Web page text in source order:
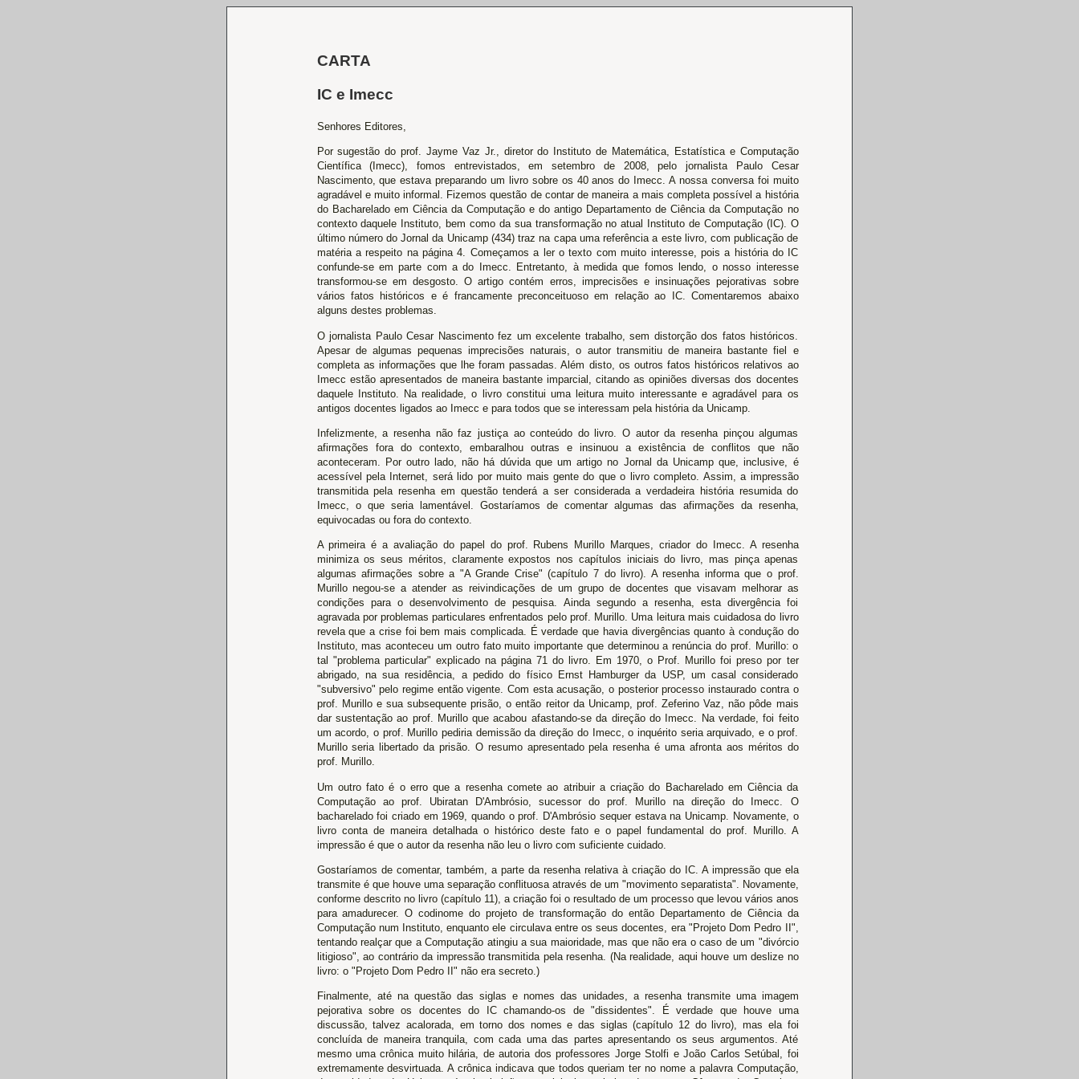
CARTA
IC e Imecc
Senhores Editores,
Por sugestão do prof. Jayme Vaz Jr., diretor do Instituto de Matemática, Estatística e Computação
Científica (Imecc), fomos entrevistados, em setembro de 2008, pelo jornalista Paulo Cesar
Nascimento, que estava preparando um livro sobre os 40 anos do Imecc. A nossa conversa foi muito
agradável e muito informal. Fizemos questão de contar de maneira a mais completa possível a história
do Bacharelado em Ciência da Computação e do antigo Departamento de Ciência da Computação no
contexto daquele Instituto, bem como da sua transformação no atual Instituto de Computação (IC). O
último número do Jornal da Unicamp (434) traz na capa uma referência a este livro, com publicação de
matéria a respeito na página 4. Começamos a ler o texto com muito interesse, pois a história do IC
confunde-se em parte com a do Imecc. Entretanto, à medida que fomos lendo, o nosso interesse
transformou-se em desgosto. O artigo contém erros, imprecisões e insinuações pejorativas sobre
vários fatos históricos e é francamente preconceituoso em relação ao IC. Comentaremos abaixo
alguns destes problemas.
O jornalista Paulo Cesar Nascimento fez um excelente trabalho, sem distorção dos fatos históricos.
Apesar de algumas pequenas imprecisões naturais, o autor transmitiu de maneira bastante fiel e
completa as informações que lhe foram passadas. Além disto, os outros fatos históricos relativos ao
Imecc estão apresentados de maneira bastante imparcial, citando as opiniões diversas dos docentes
daquele Instituto. Na realidade, o livro constitui uma leitura muito interessante e agradável para os
antigos docentes ligados ao Imecc e para todos que se interessam pela história da Unicamp.
Infelizmente, a resenha não faz justiça ao conteúdo do livro. O autor da resenha pinçou algumas
afirmações fora do contexto, embaralhou outras e insinuou a existência de conflitos que não
aconteceram. Por outro lado, não há dúvida que um artigo no Jornal da Unicamp que, inclusive, é
acessível pela Internet, será lido por muito mais gente do que o livro completo. Assim, a impressão
transmitida pela resenha em questão tenderá a ser considerada a verdadeira história resumida do
Imecc, o que seria lamentável. Gostaríamos de comentar algumas das afirmações da resenha,
equivocadas ou fora do contexto.
A primeira é a avaliação do papel do prof. Rubens Murillo Marques, criador do Imecc. A resenha
minimiza os seus méritos, claramente expostos nos capítulos iniciais do livro, mas pinça apenas
algumas afirmações sobre a "A Grande Crise" (capítulo 7 do livro). A resenha informa que o prof.
Murillo negou-se a atender as reivindicações de um grupo de docentes que visavam melhorar as
condições para o desenvolvimento de pesquisa. Ainda segundo a resenha, esta divergência foi
agravada por problemas particulares enfrentados pelo prof. Murillo. Uma leitura mais cuidadosa do livro
revela que a crise foi bem mais complicada. É verdade que havia divergências quanto à condução do
Instituto, mas aconteceu um outro fato muito importante que determinou a renúncia do prof. Murillo: o
tal "problema particular" explicado na página 71 do livro. Em 1970, o Prof. Murillo foi preso por ter
abrigado, na sua residência, a pedido do físico Ernst Hamburger da USP, um casal considerado
"subversivo" pelo regime então vigente. Com esta acusação, o posterior processo instaurado contra o
prof. Murillo e sua subsequente prisão, o então reitor da Unicamp, prof. Zeferino Vaz, não pôde mais
dar sustentação ao prof. Murillo que acabou afastando-se da direção do Imecc. Na verdade, foi feito
um acordo, o prof. Murillo pediria demissão da direção do Imecc, o inquérito seria arquivado, e o prof.
Murillo seria libertado da prisão. O resumo apresentado pela resenha é uma afronta aos méritos do
prof. Murillo.
Um outro fato é o erro que a resenha comete ao atribuir a criação do Bacharelado em Ciência da
Computação ao prof. Ubiratan D'Ambrósio, sucessor do prof. Murillo na direção do Imecc. O
bacharelado foi criado em 1969, quando o prof. D'Ambrósio sequer estava na Unicamp. Novamente, o
livro conta de maneira detalhada o histórico deste fato e o papel fundamental do prof. Murillo. A
impressão é que o autor da resenha não leu o livro com suficiente cuidado.
Gostaríamos de comentar, também, a parte da resenha relativa à criação do IC. A impressão que ela
transmite é que houve uma separação conflituosa através de um "movimento separatista". Novamente,
conforme descrito no livro (capítulo 11), a criação foi o resultado de um processo que levou vários anos
para amadurecer. O codinome do projeto de transformação do então Departamento de Ciência da
Computação num Instituto, enquanto ele circulava entre os seus docentes, era "Projeto Dom Pedro II",
tentando realçar que a Computação atingiu a sua maioridade, mas que não era o caso de um "divórcio
litigioso", ao contrário da impressão transmitida pela resenha. (Na realidade, aqui houve um deslize no
livro: o "Projeto Dom Pedro II" não era secreto.)
Finalmente, até na questão das siglas e nomes das unidades, a resenha transmite uma imagem
pejorativa sobre os docentes do IC chamando-os de "dissidentes". É verdade que houve uma
discussão, talvez acalorada, em torno dos nomes e das siglas (capítulo 12 do livro), mas ela foi
concluída de maneira tranquila, com cada uma das partes apresentando os seus argumentos. Até
mesmo uma crônica muito hilária, de autoria dos professores Jorge Stolfi e João Carlos Setúbal, foi
extremamente desvirtuada. A crônica indicava que todos queriam ter no nome a palavra Computação,